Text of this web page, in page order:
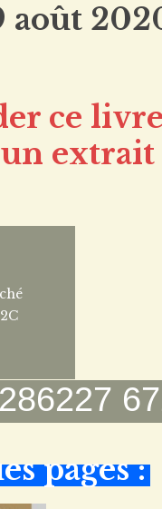
août
ce
extrait
pages :